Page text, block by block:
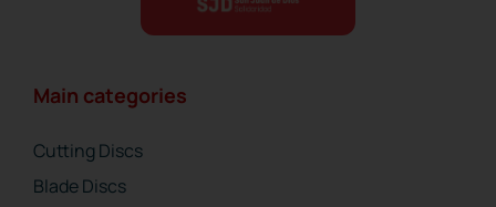
Main categories
Cutting Discs
Blade Discs